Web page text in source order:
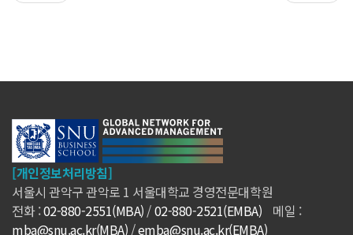
[개인정보처리방침]
서울시 관악구 관악로 1 서울대학교 경영전문대학원
전화 :02-880-2551(MBA) /02-880-2521(EMBA) 메일 :
mba@snu.ac.kr(MBA) /emba@snu.ac.kr(EMBA)